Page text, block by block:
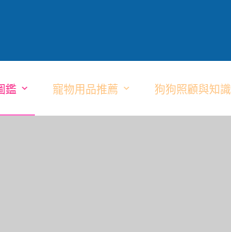
鑑 寵物用品推薦 狗狗照顧與知識